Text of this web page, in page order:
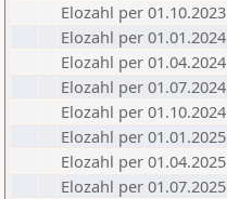
Elozahl per 01.10.2023
Elozahl per 01.01.2024
Elozahl per 01.04.2024
Elozahl per 01.07.2024
Elozahl per 01.10.2024
Elozahl per 01.01.2025
Elozahl per 01.04.2025
Elozahl per 01.07.2025